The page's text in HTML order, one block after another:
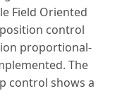
Field Oriented
control
proportional-
The
control shows a